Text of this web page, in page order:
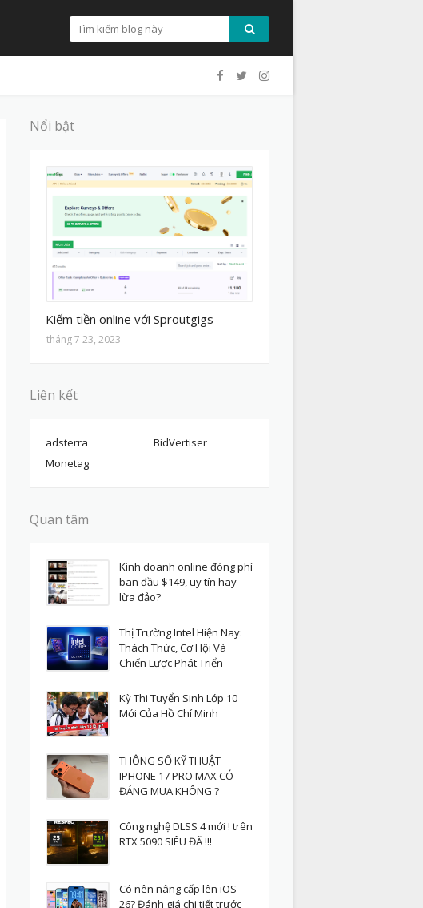
Nổi bật
Kiếm tiền online với Sproutgigs
tháng 7 23, 2023
Liên kết
adsterra
BidVertiser
Monetag
Quan tâm
Kinh doanh online đóng phí
ban đầu $149, uy tín hay
lừa đảo?
Thị Trường Intel Hiện Nay:
Thách Thức, Cơ Hội Và
Chiến Lược Phát Triển
Kỳ Thi Tuyển Sinh Lớp 10
Mới Của Hồ Chí Minh
THÔNG SỐ KỸ THUẬT
IPHONE 17 PRO MAX CÓ
ĐÁNG MUA KHÔNG ?
Công nghệ DLSS 4 mới ! trên
RTX 5090 SIÊU ĐÃ !!!
Có nên nâng cấp lên iOS
26? Đánh giá chi tiết trước